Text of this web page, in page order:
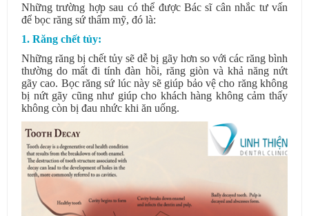
Những trường hợp sau có thể được Bác sĩ cân nhắc tư vấn
để bọc răng sứ thẩm mỹ, đó là:
1. Răng chết tủy:
Những răng bị chết tủy sẽ dễ bị gãy hơn so với các răng bình
thường do mất đi tính đàn hồi, răng giòn và khả năng nứt
gãy cao. Bọc răng sứ lúc này sẽ giúp bảo vệ cho răng không
bị nứt gãy cũng như giúp cho khách hàng không cảm thấy
không còn bị đau nhức khi ăn uống.